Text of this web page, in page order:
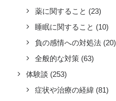
薬に関すること (23)
睡眠に関すること (10)
負の感情への対処法 (20)
全般的な対策 (63)
体験談 (253)
症状や治療の経緯 (81)